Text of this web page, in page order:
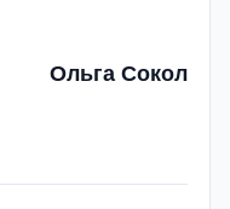
Ольга Сокол